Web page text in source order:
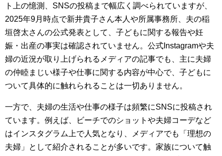
ト上の憶測、SNSの投稿まで幅広く調べられていますが、
2025年9月時点で新井貴子さん本人や所属事務所、夫の稲
垣啓太さんの公式発表として、子どもに関する報告や妊
娠・出産の事実は確認されていません。公式Instagramや夫
婦の近況が取り上げられるメディアの記事でも、主に夫婦
の仲睦まじい様子や仕事に関する内容が中心で、子どもに
ついて具体的に触れられることは一切ありません。
一方で、夫婦の生活や仕事の様子は頻繁にSNSに投稿され
ています。例えば、ビーチでのショットや夫婦コーデなど
はインスタグラム上で人気となり、メディアでも「理想の
夫婦」として紹介されることが多いです。家族について触